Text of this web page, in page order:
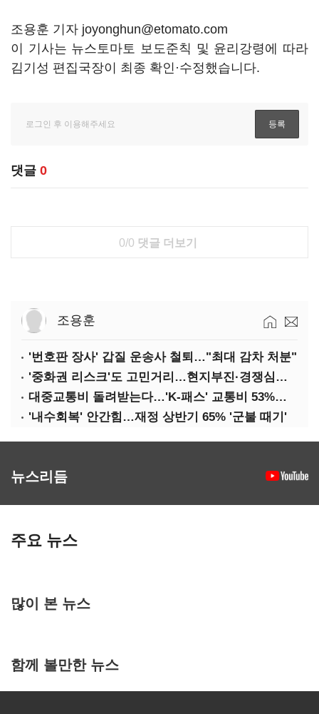
조용훈 기자 joyonghun@etomato.com
이 기사는 뉴스토마토 보도준칙 및 윤리강령에 따라
김기성 편집국장이 최종 확인·수정했습니다.
댓글 0
0/0 댓글 더보기
조용훈
'번호판 장사' 갑질 운송사 철퇴…"최대 감차 처분"
'중화권 리스크'도 고민거리…현지부진·경쟁심화·양안냉각
대중교통비 돌려받는다…'K-패스' 교통비 53%까지 환급
'내수회복' 안간힘…재정 상반기 65% '군불 때기'
뉴스리듬
주요 뉴스
많이 본 뉴스
함께 볼만한 뉴스